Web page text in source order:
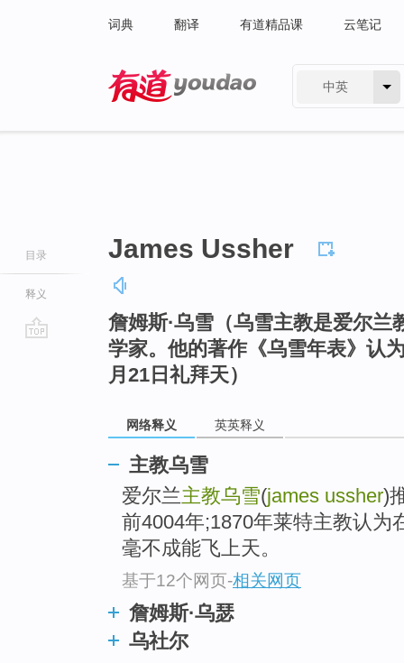
词典 翻译 有道精品课 云笔记
中英
目录
释义
James Ussher
詹姆斯·乌雪（乌雪主教是爱尔
学家。他的著作《乌雪年表》认
月21日礼拜天）
网络释义 英英释义
主教乌雪
爱尔兰主教乌雪(james ussher)
前4004年;1870年莱特主教认为
毫不成能飞上天。
基于12个网页-相关网页
詹姆斯·乌瑟
乌社尔